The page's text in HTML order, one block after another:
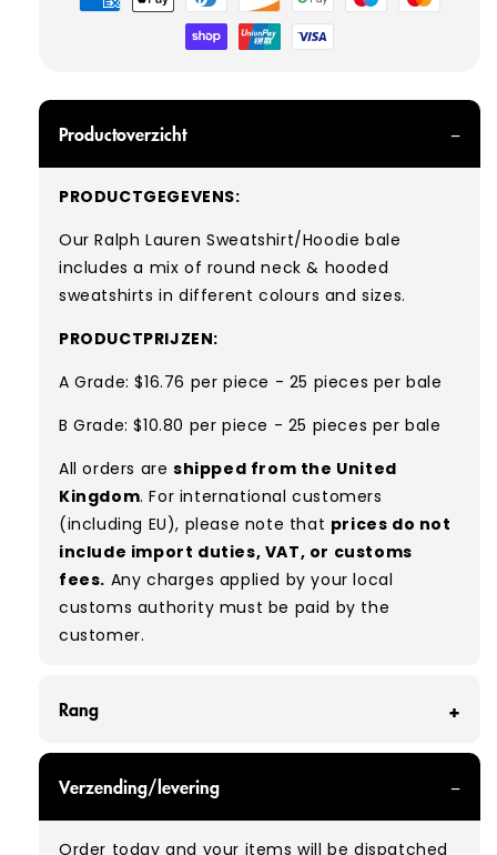
Productoverzicht
PRODUCTGEGEVENS:
Our Ralph Lauren Sweatshirt/Hoodie bale
includes a mix of round neck & hooded
sweatshirts in different colours and sizes.
PRODUCTPRIJZEN:
A Grade: $16.76 per piece - 25 pieces per bale
B Grade: $10.80 per piece - 25 pieces per bale
All orders are shipped from the United
Kingdom. For international customers
(including EU), please note that prices do not
include import duties, VAT, or customs
fees. Any charges applied by your local
customs authority must be paid by the
customer.
Rang
can expect items that are in great condition
with minimal signs of wear. While they are
Verzending/levering
Order today and your items will be dispatched